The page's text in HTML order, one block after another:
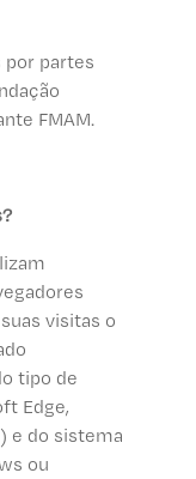
por partes
FMAM.
visitas o
tipo de
Edge,
e do sistema
ou